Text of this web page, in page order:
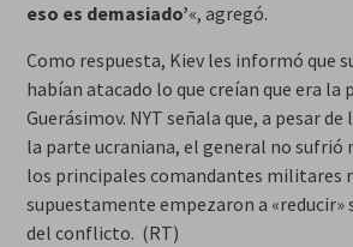
eso es demasiado’«, agregó.
Como respuesta, Kiev les informó que
habían atacado lo que creían que era la
Guerásimov. NYT señala que, a pesar
la parte ucraniana, el general no sufrió
los principales comandantes militares
supuestamente empezaron a «reducir»
del conflicto. (RT)